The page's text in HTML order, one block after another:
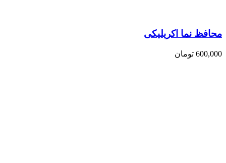
محافظ نما اکریلیکی
600,000 تومان